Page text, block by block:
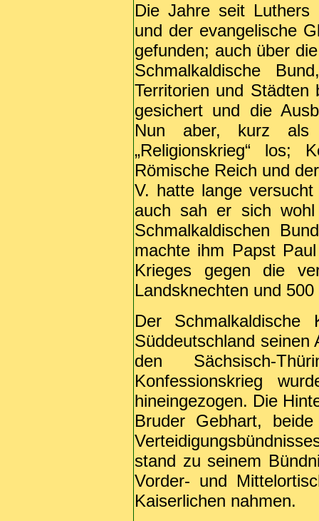
Die Jahre seit Luthers
und der evangelische
gefunden; auch über
Schmalkaldische
Territorien und
gesichert und die
Nun aber, kurz als
„Religionskrieg“ los;
Römische Reich und
V. hatte lange
auch sah er sich
Schmalkaldischen
machte ihm Papst
Krieges gegen die
Landsknechten und
Der
Süddeutschland seinen
den Sächsisch-
Konfessionskrieg
hineingezogen. Die
Bruder Gebhart,
stand zu seinem
Vorder- und
Kaiserlichen nahmen.